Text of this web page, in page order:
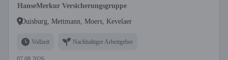
HanseMerkur Versicherungsgruppe
Duisburg, Mettmann, Moers, Kevelaer
Vollzeit Nachhaltiger Arbeitgeber